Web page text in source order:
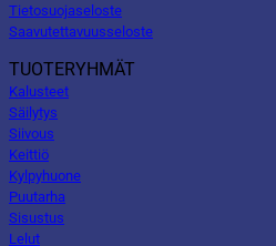
Tietosuojaseloste
Saavutettavuusseloste
TUOTERYHMÄT
Kalusteet
Säilytys
Siivous
Keittiö
Kylpyhuone
Puutarha
Sisustus
Lelut